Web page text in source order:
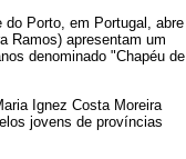
Porto, em Portugal, abre
Ramos) apresentam um
denominado "Chapéu de
Ignez Costa Moreira
jovens de províncias